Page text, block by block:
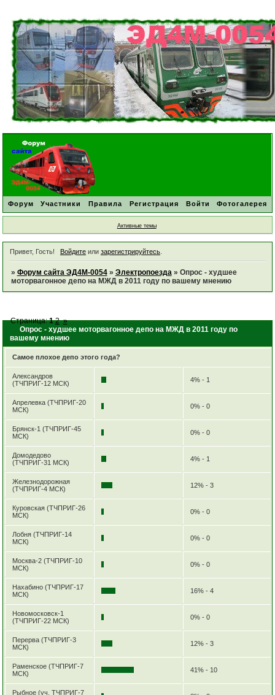
Форум Участники Правила Регистрация Войти Фотогалерея
Активные темы
Привет, Гость! Войдитеили зарегистрируйтесь.
» Форум сайта ЭД4М-0054 » Электропоезда » Опрос - худшее
моторвагонное депо на МЖД в 2011 году по вашему мнению
Опрос - худшее моторвагонное депо на МЖД в 2011 году по
вашему мнению
Страница:1 2 »
Самое плохое депо этого года?
Александров
(ТЧПРИГ-12 МСК)
4% - 1
Апрелевка (ТЧПРИГ-20
МСК)
0% - 0
Брянск-1 (ТЧПРИГ-45
МСК)
0% - 0
Домодедово
(ТЧПРИГ-31 МСК)
4% - 1
Железнодорожная
(ТЧПРИГ-4 МСК)
12% - 3
Куровская (ТЧПРИГ-26
МСК)
0% - 0
Лобня (ТЧПРИГ-14
МСК)
0% - 0
Москва-2 (ТЧПРИГ-10
МСК)
0% - 0
Нахабино (ТЧПРИГ-17
МСК)
16% - 4
Новомосковск-1
(ТЧПРИГ-22 МСК)
0% - 0
Перерва (ТЧПРИГ-3
МСК)
12% - 3
Раменское (ТЧПРИГ-7
МСК)
41% - 10
Рыбное (уч. ТЧПРИГ-7